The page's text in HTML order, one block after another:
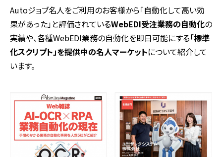
Autoジョブ名人をご利用のお客様から「自動化して高い効
果があった」と評価されているWebEDI受注業務の自動化の
実績や、各種WebEDI業務の自動化を即日可能にする「標準
化スクリプト」を提供中の名人マーケットについて紹介して
います。